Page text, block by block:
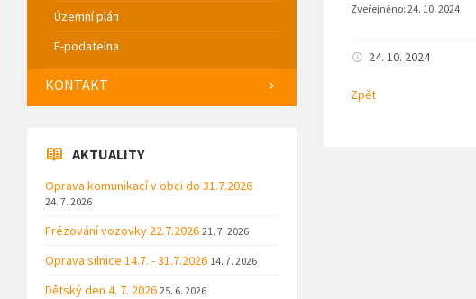
Zveřejněno: 24. 10. 2024
24. 10. 2024
Zpět
Územní plán
E-podatelna
KONTAKT
AKTUALITY
Oprava komunikací v obci do 31.7.2026
24. 7. 2026
Frézování vozovky 22.7.2026 21. 7. 2026
Oprava silnice 14.7. - 31.7.2026 14. 7. 2026
Dětský den 4. 7. 2026 25. 6. 2026